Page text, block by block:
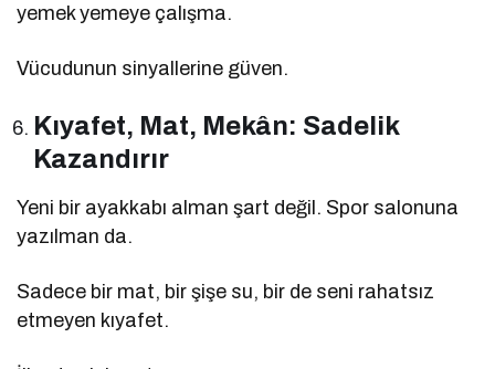
yemek yemeye çalışma.
Vücudunun sinyallerine güven.
Kıyafet, Mat, Mekân: Sadelik
Kazandırır
Yeni bir ayakkabı alman şart değil. Spor salonuna
yazılman da.
Sadece bir mat, bir şişe su, bir de seni rahatsız
etmeyen kıyafet.